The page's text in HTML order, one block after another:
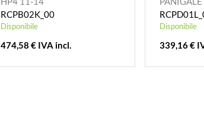
RCPB02K_00
Disponibile
474,58 € IVA incl.
Disponibile
339,16 €